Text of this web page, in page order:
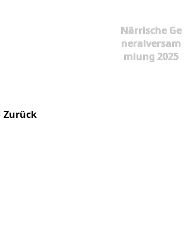
Närrische Ge
neralversam
mlung 2025
Zurück